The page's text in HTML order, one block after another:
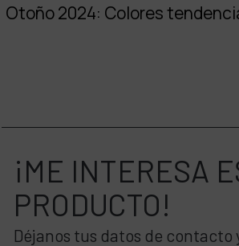
Otoño 2024: Colores
¡ME INTERESA
PRODUCTO!
Déjanos tus datos de contacto